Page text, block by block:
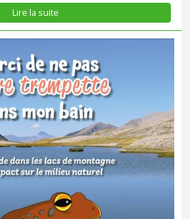
Lire la suite
mais les communes peuvent cependant
de sécurité. Nous vous déconseillons
lacs d'altitude, car cette...